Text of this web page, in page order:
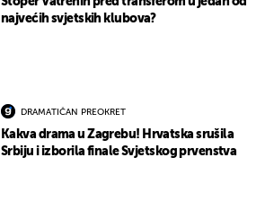
najvećih svjetskih klubova?
DRAMATIČAN PREOKRET
Kakva drama u Zagrebu! Hrvatska srušila
Srbiju i izborila finale Svjetskog prvenstva